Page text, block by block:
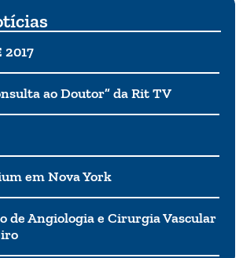
2017
ao Doutor” da Rit TV
em Nova York
de Angiologia e Cirurgia Vascular